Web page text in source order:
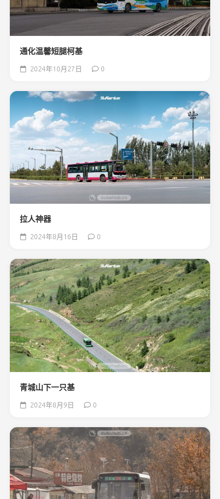
通化温馨短腿柯基
2024年10月27日 0
拉人神器
2024年8月16日 0
青城山下一只基
2024年8月9日 0